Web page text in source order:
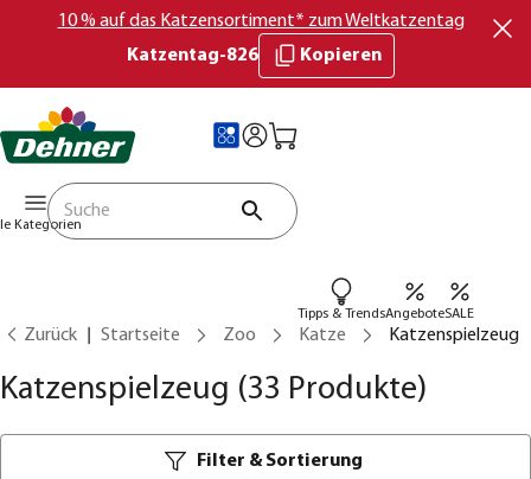
10 % auf das Katzensortiment* zum Weltkatzentag
Katzentag-826
Kopieren
Kategorien
Tipps & TrendsAngeboteSALE
Zurück Startseite Zoo Katze Katzenspielzeug
Katzenspielzeug (33 Produkte)
Filter & Sortierung